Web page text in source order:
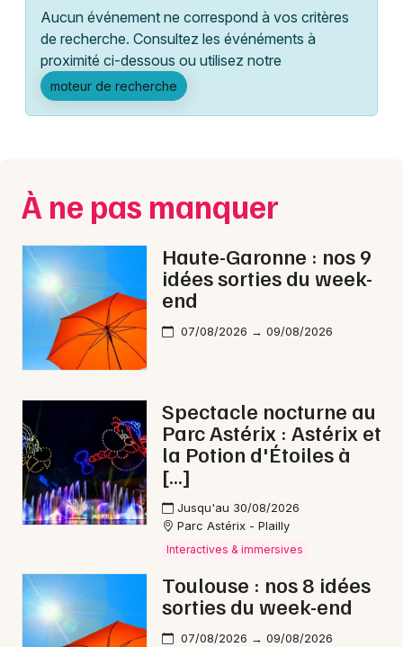
Manifestations
Foires & salons
Sports
Soirées
Sorties famille
Expos
Brocantes en Haute-Garonne
Brocantes en Midi-Pyrénées
Brocantes en Occitanie
Newsletter des sorties
Marseille
Mulhouse
Montpellier
Paris
Strasbourg
Toulouse
Toutes les villes
Aucun événement ne correspond à vos critères
de recherche. Consultez les événéments à
proximité ci-dessous ou utilisez notre
moteur de recherche
À ne pas manquer
Haute-Garonne : nos 9
idées sorties du week-
end
07/08/2026 → 09/08/2026
Spectacle nocturne au
Parc Astérix : Astérix et
la Potion d'Étoiles à
[…]
Jusqu'au 30/08/2026
Parc Astérix - Plailly
Interactives & immersives
Toulouse : nos 8 idées
sorties du week-end
07/08/2026 → 09/08/2026